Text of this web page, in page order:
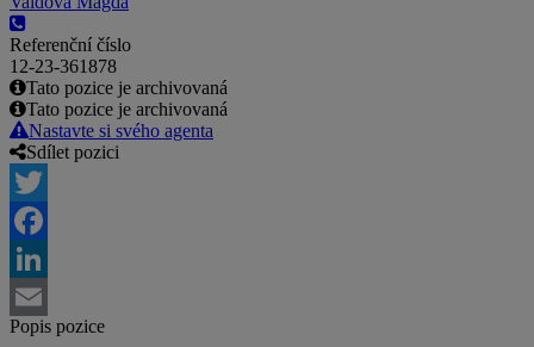
Referenční číslo
12-23-361878
Tato pozice je archivovaná
Tato pozice je archivovaná
Nastavte si svého agenta
Sdílet pozici
Twitter
Facebook
LinkedIn
Email
Popis pozice